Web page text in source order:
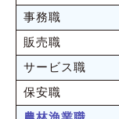
事務職
販売職
サービス職
保安職